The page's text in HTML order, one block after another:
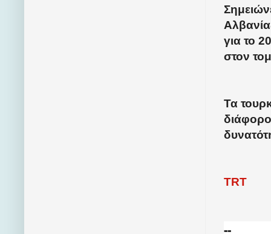
για το
στον
Τα
TRT
--